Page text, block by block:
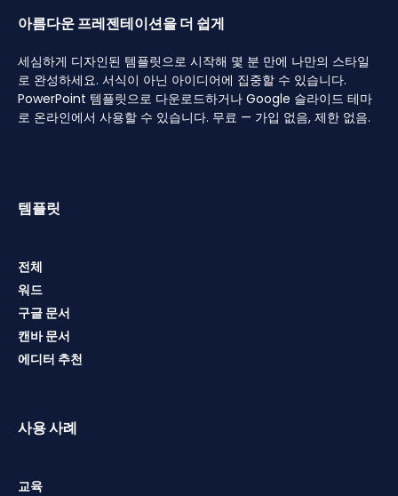
아름다운 프레젠테이션을 더 쉽게
세심하게 디자인된 템플릿으로 시작해 몇 분 만에 나만의 스타일
로 완성하세요. 서식이 아닌 아이디어에 집중할 수 있습니다.
PowerPoint 템플릿으로 다운로드하거나 Google 슬라이드 테마
로 온라인에서 사용할 수 있습니다. 무료 — 가입 없음, 제한 없음.
템플릿
전체
워드
구글 문서
캔바 문서
에디터 추천
사용 사례
교육